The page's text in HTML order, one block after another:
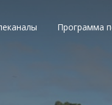
Программа